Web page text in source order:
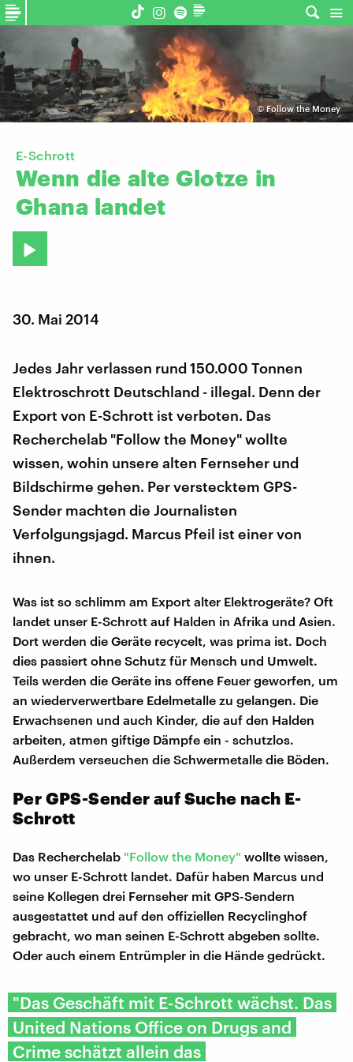
© Follow the Money
E-Schrott
Wenn die alte Glotze in
Ghana landet
30. Mai 2014
Jedes Jahr verlassen rund 150.000 Tonnen
Elektroschrott Deutschland - illegal. Denn der
Export von E-Schrott ist verboten. Das
Recherchelab "Follow the Money" wollte
wissen, wohin unsere alten Fernseher und
Bildschirme gehen. Per verstecktem GPS-
Sender machten die Journalisten
Verfolgungsjagd. Marcus Pfeil ist einer von
ihnen.
Was ist so schlimm am Export alter Elektrogeräte? Oft
landet unser E-Schrott auf Halden in Afrika und Asien.
Dort werden die Geräte recycelt, was prima ist. Doch
dies passiert ohne Schutz für Mensch und Umwelt.
Teils werden die Geräte ins offene Feuer geworfen, um
an wiederverwertbare Edelmetalle zu gelangen. Die
Erwachsenen und auch Kinder, die auf den Halden
arbeiten, atmen giftige Dämpfe ein - schutzlos.
Außerdem verseuchen die Schwermetalle die Böden.
Per GPS-Sender auf Suche nach E-
Schrott
Das Recherchelab "Follow the Money" wollte wissen,
wo unser E-Schrott landet. Dafür haben Marcus und
seine Kollegen drei Fernseher mit GPS-Sendern
ausgestattet und auf den offiziellen Recyclinghof
gebracht, wo man seinen E-Schrott abgeben sollte.
Oder auch einem Entrümpler in die Hände gedrückt.
"Das Geschäft mit E-Schrott wächst. Das
United Nations Office on Drugs and
Crime schätzt allein das